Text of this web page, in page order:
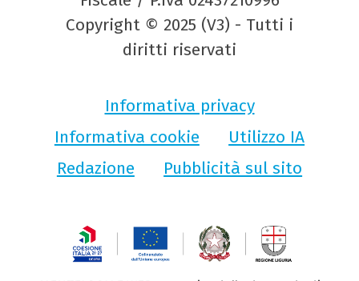
Copyright © 2025 (V3) - Tutti i
diritti riservati
Informativa privacy
Informativa cookie
Utilizzo IA
Redazione
Pubblicità sul sito